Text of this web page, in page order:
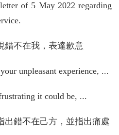
of 5 May 2022 regarding
錯不在我，表達歉意
unpleasant experience, ...
it could be, ...
出錯不在己方，並指出痛處